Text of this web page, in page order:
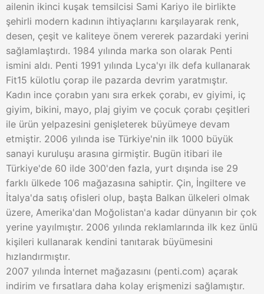
ailenin ikinci kuşak temsilcisi Sami Kariyo ile birlikte
şehirli modern kadının ihtiyaçlarını karşılayarak renk,
desen, çeşit ve kaliteye önem vererek pazardaki yerini
sağlamlaştırdı. 1984 yılında marka son olarak Penti
ismini aldı. Penti 1991 yılında Lyca'yı ilk defa kullanarak
Fit15 külotlu çorap ile pazarda devrim yaratmıştır.
Kadın ince çorabın yanı sıra erkek çorabı, ev giyimi, iç
giyim, bikini, mayo, plaj giyim ve çocuk çorabı çeşitleri
ile ürün yelpazesini genişleterek büyümeye devam
etmiştir. 2006 yılında ise Türkiye'nin ilk 1000 büyük
sanayi kuruluşu arasına girmiştir. Bugün itibari ile
Türkiye'de 60 ilde 300'den fazla, yurt dışında ise 29
farklı ülkede 106 mağazasına sahiptir. Çin, İngiltere ve
İtalya'da satış ofisleri olup, başta Balkan ülkeleri olmak
üzere, Amerika'dan Moğolistan'a kadar dünyanın bir çok
yerine yayılmıştır. 2006 yılında reklamlarında ilk kez ünlü
kişileri kullanarak kendini tanıtarak büyümesini
hızlandırmıştır.
2007 yılında İnternet mağazasını (penti.com) açarak
indirim ve fırsatlara daha kolay erişmenizi sağlamıştır.